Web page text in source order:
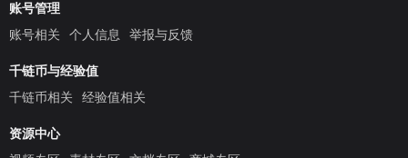
账号管理
账号相关
个人信息 举报与反馈
千链币与经验值
千链币相关
经验值相关
资源中心